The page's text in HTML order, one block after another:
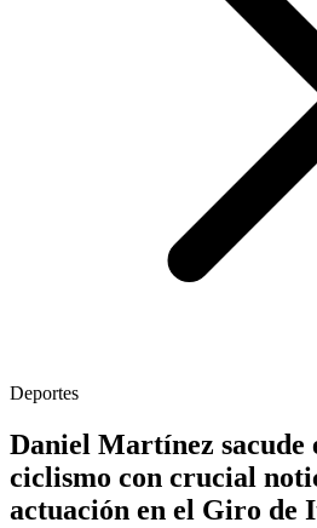
Deportes
Daniel Martínez sacude
ciclismo con crucial
actuación en el Giro de